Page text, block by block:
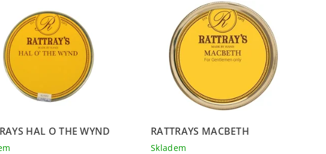
HAL O THE WYND RATTRAYS MACBETH
Skladem